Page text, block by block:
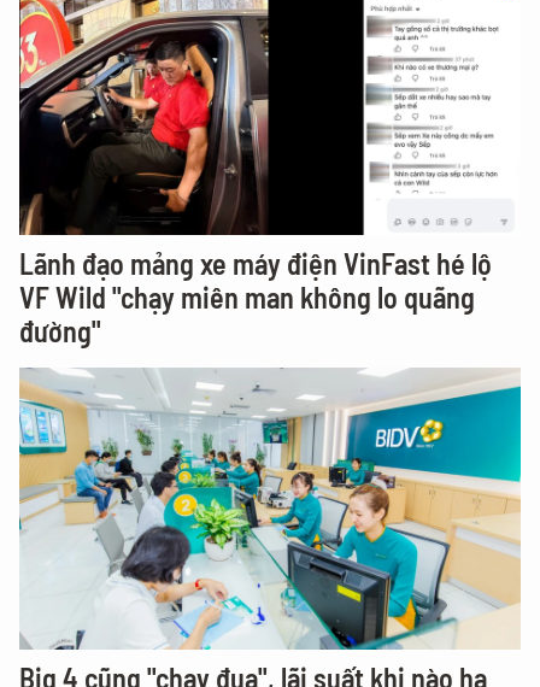
Lãnh đạo mảng xe máy điện VinFast hé lộ
VF Wild "chạy miên man không lo quãng
đường"
Big 4 cũng "chạy đua", lãi suất khi nào hạ